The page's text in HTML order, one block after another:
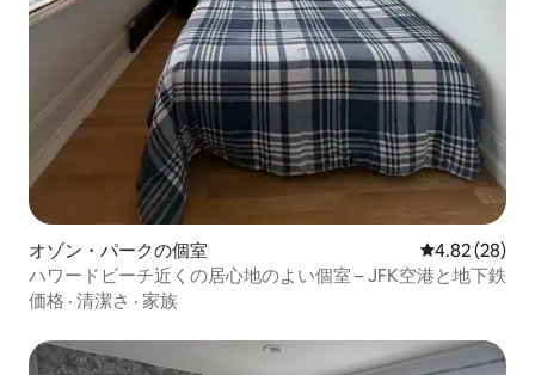
オゾン・パークの個室 レビュー28
4.82 (28)
ハワードビーチ近くの居心地のよい個室 – JFK空港と地下鉄
価格 · 清潔さ · 家族